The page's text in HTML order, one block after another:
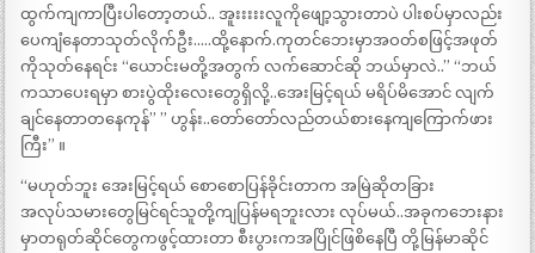
ထွက်ကျကာပြီးပါတော့တယ်.. အူးးးးးလူကိုဖျော့သွားတာပဲ ပါးစပ်မှာလည်း
ပေကျံနေတာသုတ်လိုက်ဦး…..ထို့နောက်.ကုတင်ဘေးမှာအဝတ်စဖြင့်အဖုတ်
ကိုသုတ်နေရင်း “ယောင်းမတို့အတွက် လက်ဆောင်ဆို ဘယ်မှာလဲ..” “ဘယ်
ကသာပေးရမှာ စားပွဲထိုးလေးတွေရှိလို့..အေးမြင့်ရယ် မရိပ်မိအောင် လျက်
ချင်နေတာတနေကုန်” ” ဟွန်း..တော်တော်လည်တယ်စားနေကျကြောက်ဖား
ကြီး” ။
“မဟုတ်ဘူး အေးမြင့်ရယ် စောစောပြန်ခိုင်းတာက အမြဲဆိုတခြား
အလုပ်သမားတွေမြင်ရင်သူတို့ကျပြန်မရဘူးလား လုပ်မယ်..အခုကဘေးနား
မှာတရုတ်ဆိုင်တွေကဖွင့်ထားတာ စီးပွားကအပြိုင်ဖြစိနေပြီ တို့မြန်မာဆိုင်